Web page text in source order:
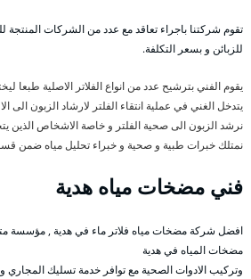
تقوم شركتنا باجراء تعاقد مع عدد من الشركات المنتجة
للزبائن و بسعر التكلفة.
يقوم الفني بترشيح عدد من انواع الفلاتر الاصلية طبعا
يتدخل الغني في عملية انتقاء الفلتر لارشاد الزبون الى
نرشد الزبون الى صحية الفلتر و خاصة الاشخاص الذين
نمتلك خبرات طبية و صحية و خبراء تحليل مياه ضمن
فني مضخات مياه هدية
افضل شركة مضخات مياه فلاتر ماء في هدية , مؤسسة
مضخات المياه في هدية
وتركيب الادوات الصحية مع توافر خدمة تسليك المجاري